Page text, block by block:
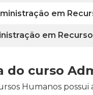
em
em
do curso
Humanos possui